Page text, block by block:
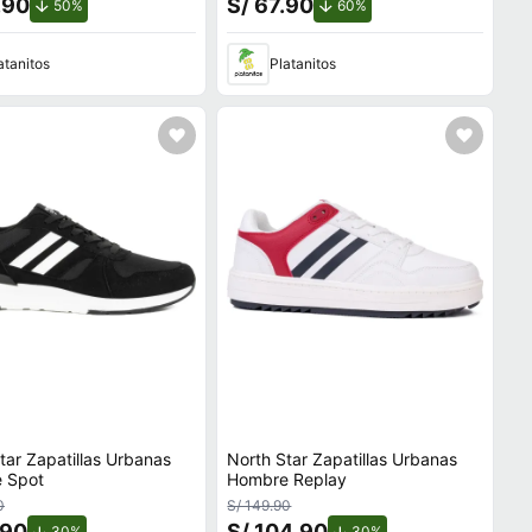
50%de descuento. S/ 67.90 60%
Platanitos
Zapatillas Urbanas
Spot
North Star Zapatillas Urbanas
Hombre Replay
S/ 149.90